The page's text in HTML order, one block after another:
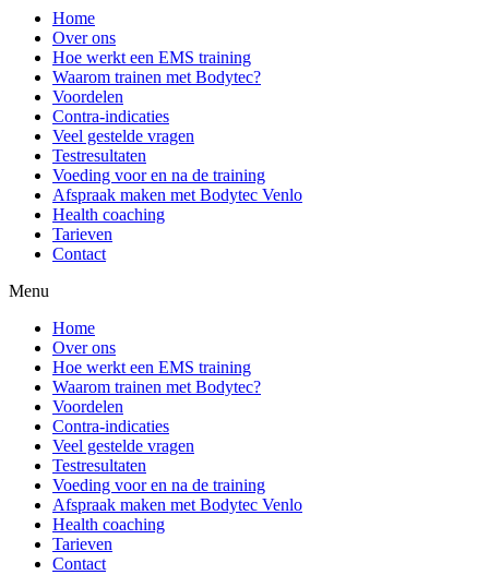
Home
Over ons
Hoe werkt een EMS training
Waarom trainen met Bodytec?
Voordelen
Contra-indicaties
Veel gestelde vragen
Testresultaten
Voeding voor en na de training
Afspraak maken met Bodytec Venlo
Health coaching
Tarieven
Contact
Menu
Home
Over ons
Hoe werkt een EMS training
Waarom trainen met Bodytec?
Voordelen
Contra-indicaties
Veel gestelde vragen
Testresultaten
Voeding voor en na de training
Afspraak maken met Bodytec Venlo
Health coaching
Tarieven
Contact